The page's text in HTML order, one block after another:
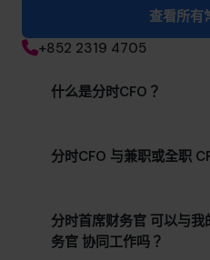
查看所有
+852 2319 4705
什么是分时CFO？
分时CFO 与兼职或全职
分时首席财务官 可以与
务官 协同工作吗？